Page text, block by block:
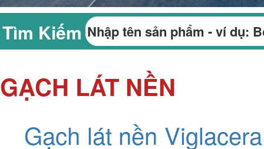
Tìm Kiếm
GẠCH LÁT NỀN
Gạch lát nền Viglacera